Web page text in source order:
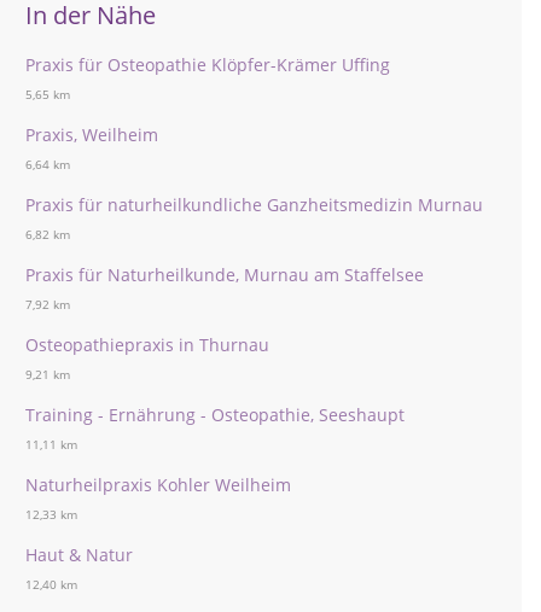
In der Nähe
Praxis für Osteopathie Klöpfer-Krämer Uffing
5,65 km
Praxis, Weilheim
6,64 km
Praxis für naturheilkundliche Ganzheitsmedizin Murnau
6,82 km
Praxis für Naturheilkunde, Murnau am Staffelsee
7,92 km
Osteopathiepraxis in Thurnau
9,21 km
Training - Ernährung - Osteopathie, Seeshaupt
11,11 km
Naturheilpraxis Kohler Weilheim
12,33 km
Haut & Natur
12,40 km